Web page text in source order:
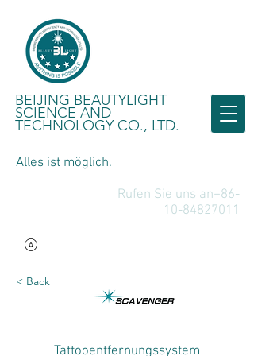
BEIJING BEAUTYLIGHT
SCIENCE AND
TECHNOLOGY CO., LTD.
Alles ist möglich.
Rufen Sie uns an+86-
10-84827011
< Back
Tattooentfernungssystem